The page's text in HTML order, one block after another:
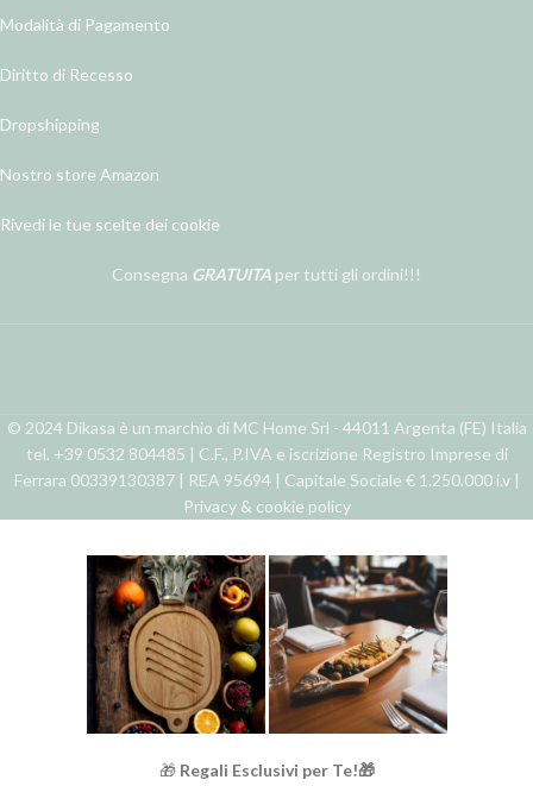
Modalità di Pagamento
Diritto di Recesso
Dropshipping
Nostro store Amazon
Rivedi le tue scelte dei cookie
Consegna GRATUITA per tutti gli ordini!!!
© 2024 Dikasa è un marchio di MC Home Srl - 44011 Argenta (FE) Italia
tel. +39 0532 804485 | C.F., P.IVA e iscrizione Registro Imprese di
Ferrara 00339130387 | REA 95694 | Capitale Sociale € 1.250.000 i.v |
Privacy & cookie policy
🎁 Regali Esclusivi per Te!🎁